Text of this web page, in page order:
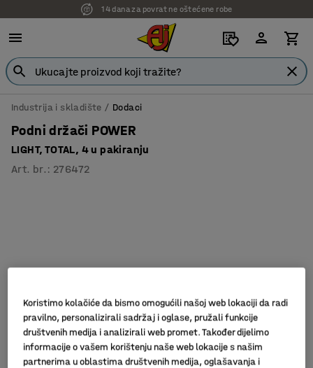
14 dana za povrat ne oštećene robe
Industrija i skladište Dodaci
Podni držači POWER
LIGHT, TOTAL, 4 u pakiranju
Art. br. : 276472
Koristimo kolačiće da bismo omogućili našoj web lokaciji da radi
pravilno, personalizirali sadržaj i oglase, pružali funkcije
društvenih medija i analizirali web promet. Također dijelimo
informacije o vašem korištenju naše web lokacije s našim
partnerima u oblastima društvenih medija, oglašavanja i